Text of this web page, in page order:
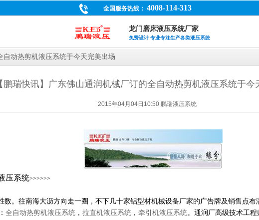
全国服务热线： 4008-114-313
龙门磨床液压系统厂家
免费设计 专业专注生产各类液压系统
自动热剪机液压系统于今天完美出场
【鹏瑞快讯】广东佛山通润机械厂订的全自动热剪机液压系统于今
2015年04月04日10:50 鹏瑞液压系统
压系统>>>>>>
。往南海大沥方向走一圈，不下几十家铝型材机械设备厂家的广告牌及销售点
全自动热剪机液压系统 ， 拉直机液压系统 ， 牵引机液压系统。通润厂高级技术工